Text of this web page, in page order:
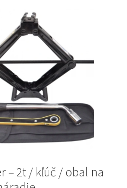
– 2t / kľúč / obal na